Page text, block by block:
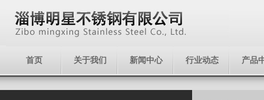
首页 关于我们 新闻中心 行业动态 产品